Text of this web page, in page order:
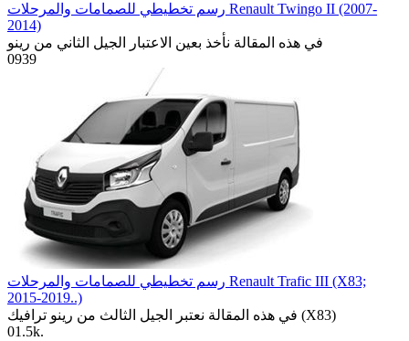
رسم تخطيطي للصمامات والمرحلات Renault Twingo II (2007-
2014)
في هذه المقالة نأخذ بعين الاعتبار الجيل الثاني من رينو
0939
رسم تخطيطي للصمامات والمرحلات Renault Trafic III (X83;
2015-2019..)
في هذه المقالة نعتبر الجيل الثالث من رينو ترافيك (X83)
01.5k.